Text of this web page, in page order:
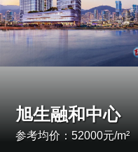
旭生融和中心
参考均价：52000元/m²